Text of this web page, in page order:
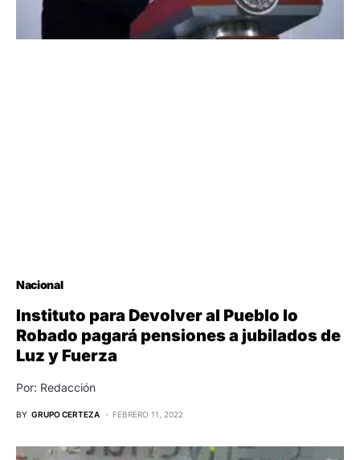
Nacional
Instituto para Devolver al Pueblo lo
Robado pagará pensiones a jubilados de
Luz y Fuerza
Por: Redacción
BY GRUPO CERTEZA FEBRERO 11, 2022